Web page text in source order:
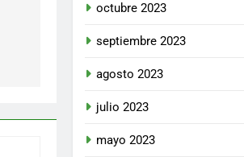
octubre 2023
septiembre 2023
agosto 2023
julio 2023
mayo 2023